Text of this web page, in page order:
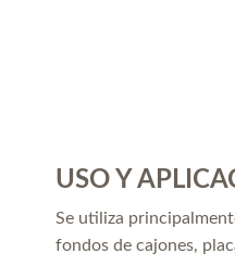
USO Y
Se utiliza
fondos de cajones,